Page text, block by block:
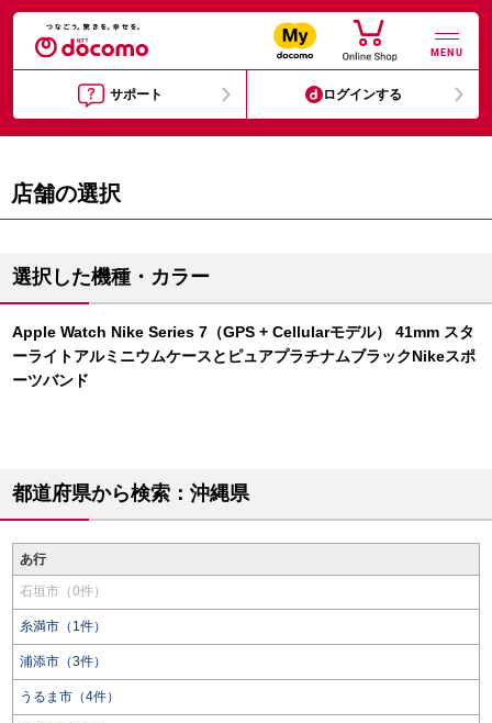
MENU
サポート ログインする
店舗の選択
選択した機種・カラー
Apple Watch Nike Series 7（GPS + Cellularモデル） 41mm スタ
ーライトアルミニウムケースとピュアプラチナムブラックNikeスポ
ーツバンド
都道府県から検索：沖縄県
あ行
石垣市（0件）
糸満市（1件）
浦添市（3件）
うるま市（4件）